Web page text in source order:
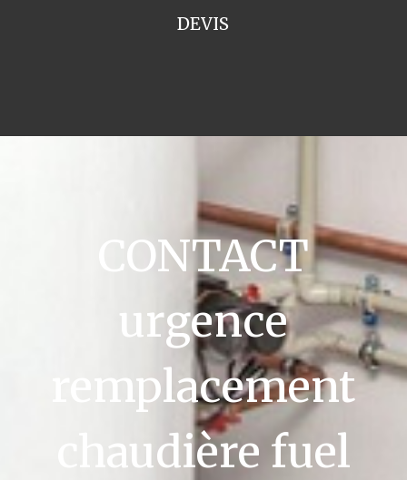
DEVIS
CONTACT
urgence
remplacement
chaudière fuel